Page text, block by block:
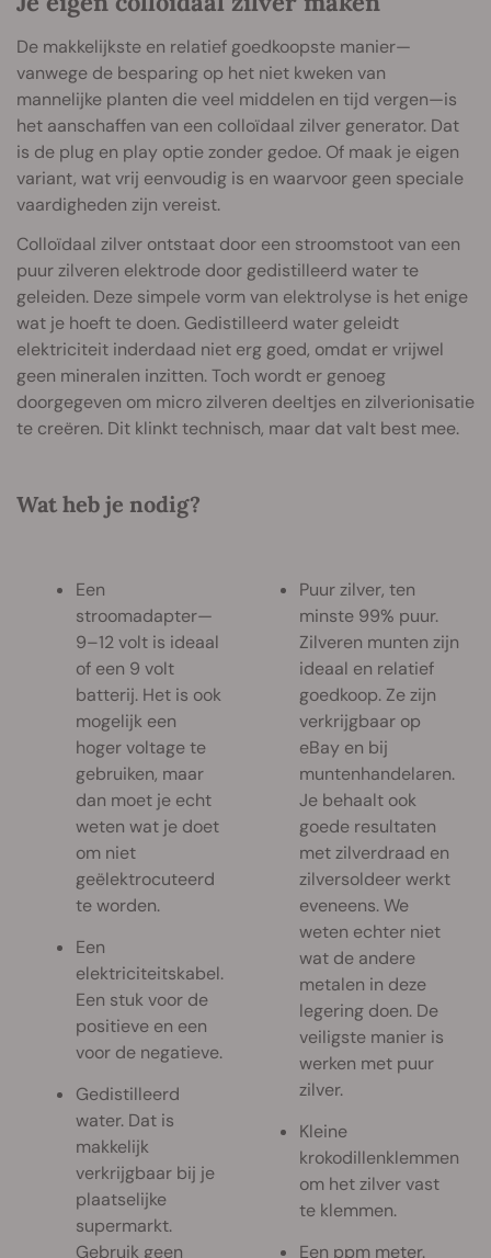
De makkelijkste en relatief goedkoopste manier—
vanwege de besparing op het niet kweken van
mannelijke planten die veel middelen en tijd vergen—is
het aanschaffen van een colloïdaal zilver generator. Dat
is de plug en play optie zonder gedoe. Of maak je eigen
variant, wat vrij eenvoudig is en waarvoor geen speciale
vaardigheden zijn vereist.
Colloïdaal zilver ontstaat door een stroomstoot van een
puur zilveren elektrode door gedistilleerd water te
geleiden. Deze simpele vorm van elektrolyse is het enige
wat je hoeft te doen. Gedistilleerd water geleidt
elektriciteit inderdaad niet erg goed, omdat er vrijwel
geen mineralen inzitten. Toch wordt er genoeg
doorgegeven om micro zilveren deeltjes en zilverionisatie
te creëren. Dit klinkt technisch, maar dat valt best mee.
Wat heb je nodig?
Een
stroomadapter—
9–12 volt is ideaal
of een 9 volt
batterij. Het is ook
mogelijk een
hoger voltage te
gebruiken, maar
dan moet je echt
weten wat je doet
om niet
geëlektrocuteerd
te worden.
Een
elektriciteitskabel.
Een stuk voor de
positieve en een
voor de negatieve.
Gedistilleerd
water. Dat is
makkelijk
verkrijgbaar bij je
plaatselijke
supermarkt.
Gebruik geen
Puur zilver, ten
minste 99% puur.
Zilveren munten zijn
ideaal en relatief
goedkoop. Ze zijn
verkrijgbaar op
eBay en bij
muntenhandelaren.
Je behaalt ook
goede resultaten
met zilverdraad en
zilversoldeer werkt
eveneens. We
weten echter niet
wat de andere
metalen in deze
legering doen. De
veiligste manier is
werken met puur
zilver.
Kleine
krokodillenklemmen
om het zilver vast
te klemmen.
Een ppm meter.